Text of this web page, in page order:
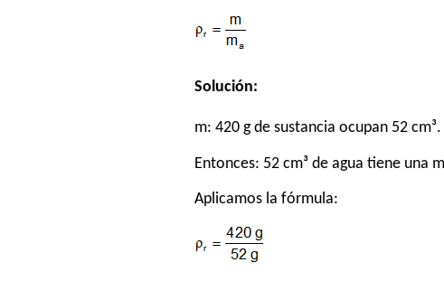
Solución:
m: 420 g de sustancia ocupan 52 cm³.
Entonces: 52 cm³ de agua tiene una
Aplicamos la fórmula: